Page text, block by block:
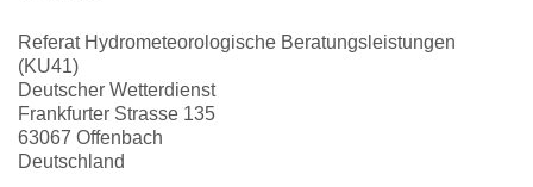
Referat Hydrometeorologische Beratungsleistungen
(KU41)
Deutscher Wetterdienst
Frankfurter Strasse 135
63067 Offenbach
Deutschland